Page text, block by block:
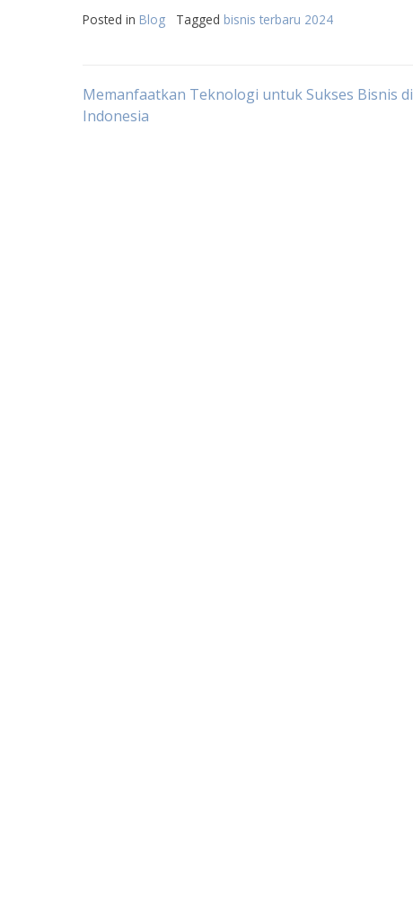
Posted in Blog Tagged bisnis terbaru 2024
Post
Memanfaatkan Teknologi untuk Sukses Bisnis di
Indonesia